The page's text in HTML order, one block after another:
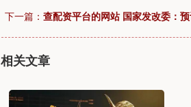
下一篇： 查配资平台的网站 国家发改委：
相关文章